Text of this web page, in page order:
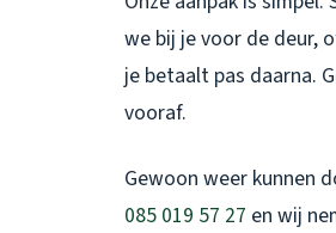
we bij je voor de deur,
je betaalt pas daarna.
vooraf.
Gewoon weer kunnen
085 019 57 27 en wij